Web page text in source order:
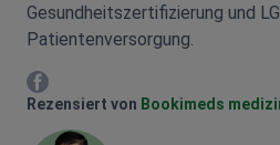
Gesundheitszertifizierung und
Patientenversorgung.
Mariia Mytrofankina Facebook
Rezensiert von Bookimeds